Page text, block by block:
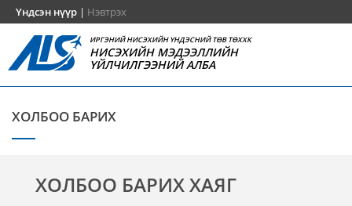
Үндсэн нүүр | Нэвтрэх
ИРГЭНИЙ НИСЭХИЙН ҮНДЭСНИЙ ТӨВ ТӨХХК
НИСЭХИЙН МЭДЭЭЛЛИЙН
ҮЙЛЧИЛГЭЭНИЙ АЛБА
ХОЛБОО БАРИХ
ХОЛБОО БАРИХ ХАЯГ